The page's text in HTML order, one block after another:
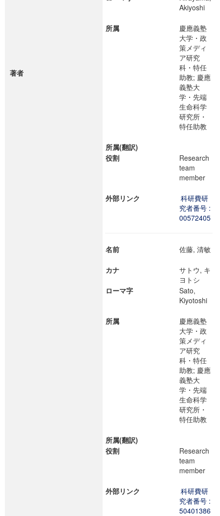
著者
Akiyoshi
所属
慶應義塾
大学・政
策メディ
ア研究
科・特任
助教; 慶應
義塾大
学・先端
生命科学
研究所・
特任助教
所属(翻訳)
役割
Research
team
member
外部リンク
科研費研
究者番号 :
00572405
名前 佐藤, 清敏
カナ
サトウ, キ
ヨトシ
ローマ字
Sato,
Kiyotoshi
所属
慶應義塾
大学・政
策メディ
ア研究
科・特任
助教; 慶應
義塾大
学・先端
生命科学
研究所・
特任助教
所属(翻訳)
役割
Research
team
member
外部リンク
科研費研
究者番号 :
50401386